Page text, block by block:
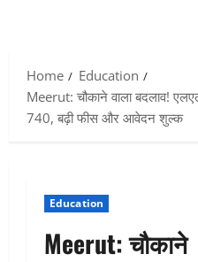
Home
Education
Meerut: चौकाने वाला बदलाव!
740, बढ़ी फीस और आवेदन शुल्क
Education
Meerut: चौकाने